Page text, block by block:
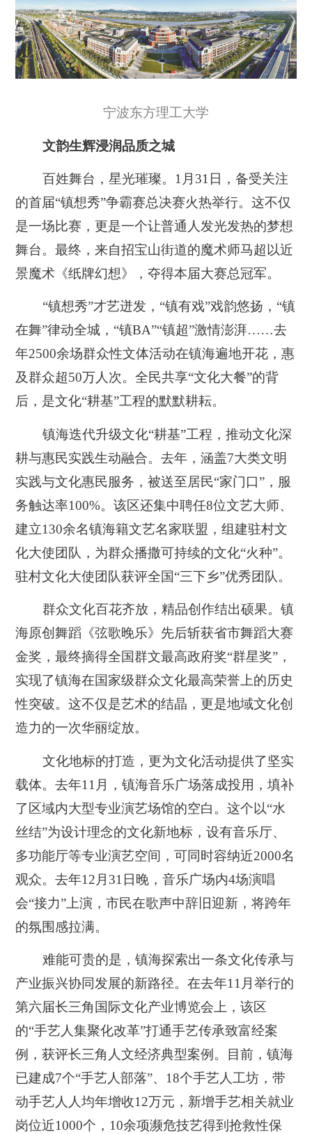
宁波东方理工大学
文韵生辉浸润品质之城
百姓舞台，星光璀璨。1月31日，备受关注
的首届“镇想秀”争霸赛总决赛火热举行。这不仅
是一场比赛，更是一个让普通人发光发热的梦想
舞台。最终，来自招宝山街道的魔术师马超以近
景魔术《纸牌幻想》，夺得本届大赛总冠军。
“镇想秀”才艺迸发，“镇有戏”戏韵悠扬，“镇
在舞”律动全城，“镇BA”“镇超”激情澎湃……去
年2500余场群众性文体活动在镇海遍地开花，惠
及群众超50万人次。全民共享“文化大餐”的背
后，是文化“耕基”工程的默默耕耘。
镇海迭代升级文化“耕基”工程，推动文化深
耕与惠民实践生动融合。去年，涵盖7大类文明
实践与文化惠民服务，被送至居民“家门口”，服
务触达率100%。该区还集中聘任8位文艺大师、
建立130余名镇海籍文艺名家联盟，组建驻村文
化大使团队，为群众播撒可持续的文化“火种”。
驻村文化大使团队获评全国“三下乡”优秀团队。
群众文化百花齐放，精品创作结出硕果。镇
海原创舞蹈《弦歌晚乐》先后斩获省市舞蹈大赛
金奖，最终摘得全国群文最高政府奖“群星奖”，
实现了镇海在国家级群众文化最高荣誉上的历史
性突破。这不仅是艺术的结晶，更是地域文化创
造力的一次华丽绽放。
文化地标的打造，更为文化活动提供了坚实
载体。去年11月，镇海音乐广场落成投用，填补
了区域内大型专业演艺场馆的空白。这个以“水
丝结”为设计理念的文化新地标，设有音乐厅、
多功能厅等专业演艺空间，可同时容纳近2000名
观众。去年12月31日晚，音乐广场内4场演唱
会“接力”上演，市民在歌声中辞旧迎新，将跨年
的氛围感拉满。
难能可贵的是，镇海探索出一条文化传承与
产业振兴协同发展的新路径。在去年11月举行的
第六届长三角国际文化产业博览会上，该区
的“手艺人集聚化改革”打通手艺传承致富经案
例，获评长三角人文经济典型案例。目前，镇海
已建成7个“手艺人部落”、18个手艺人工坊，带
动手艺人人均年增收12万元，新增手艺相关就业
岗位近1000个，10余项濒危技艺得到抢救性保